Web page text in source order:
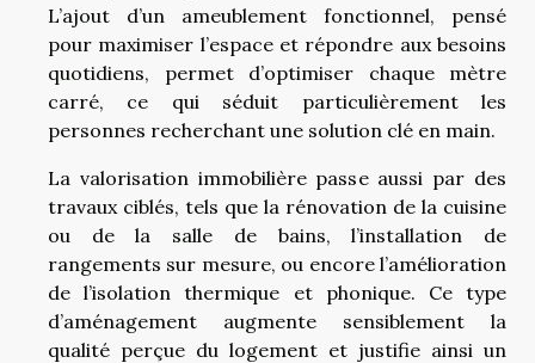
L’ajout d’un ameublement fonctionnel, pensé
pour maximiser l’espace et répondre aux besoins
quotidiens, permet d’optimiser chaque mètre
carré, ce qui séduit particulièrement les
personnes recherchant une solution clé en main.
La valorisation immobilière passe aussi par des
travaux ciblés, tels que la rénovation de la cuisine
ou de la salle de bains, l’installation de
rangements sur mesure, ou encore l’amélioration
de l’isolation thermique et phonique. Ce type
d’aménagement augmente sensiblement la
qualité perçue du logement et justifie ainsi un